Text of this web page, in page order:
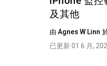
及其他
由Agnes W Linn
已更新 01 6 月,